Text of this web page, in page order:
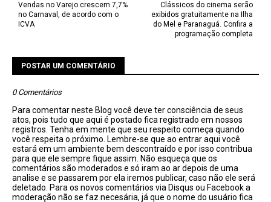
Clássicos do cinema serão
exibidos gratuitamente na Ilha
do Mel e Paranaguá. Confira a
programação completa
Vendas no Varejo crescem 7,7%
no Carnaval, de acordo com o
ICVA
POSTAR UM COMENTÁRIO
0 Comentários
Para comentar neste Blog você deve ter consciência de seus
atos, pois tudo que aqui é postado fica registrado em nossos
registros. Tenha em mente que seu respeito começa quando
você respeita o próximo. Lembre-se que ao entrar aqui você
estará em um ambiente bem descontraído e por isso contribua
para que ele sempre fique assim. Não esqueça que os
comentários são moderados e só iram ao ar depois de uma
analise e se passarem por ela iremos publicar, caso não ele será
deletado. Para os novos comentários via Disqus ou Facebook a
moderação não se faz necesária, já que o nome do usuário fica